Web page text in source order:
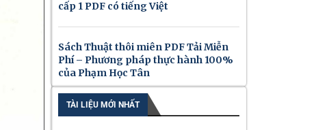
cấp 1 PDF có tiếng Việt
Sách Thuật thôi miên PDF Tải Miễn
Phí – Phương pháp thực hành 100%
của Phạm Học Tân
TÀI LIỆU MỚI NHẤT